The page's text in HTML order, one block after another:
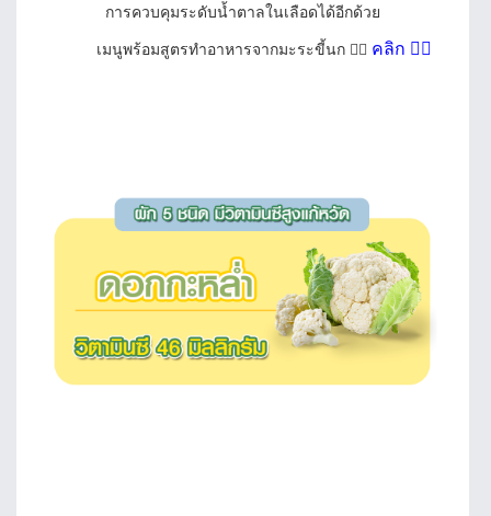
การควบคุมระดับน้ำตาลในเลือดได้อีกด้วย
เมนูพร้อมสูตรทำอาหารจากมะระขี้นก 👉🏻 คลิก 👈🏻